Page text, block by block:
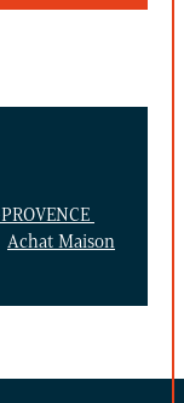
Achat Maison